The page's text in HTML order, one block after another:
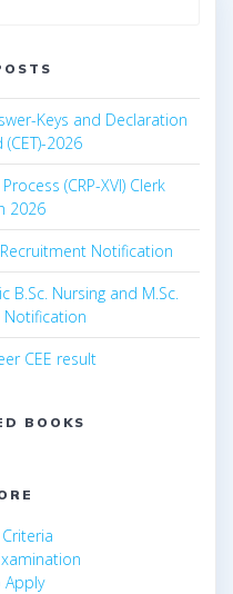
Keys and Declaration
2026
(CRP-XVI) Clerk
2026
Notification
B.Sc. Nursing and M.Sc.
Notification
CEE result
BOOKS